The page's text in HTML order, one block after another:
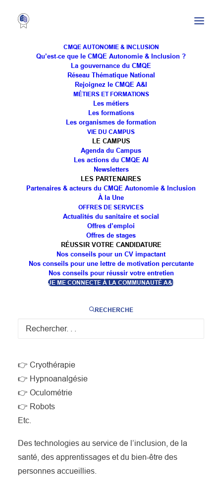
CMQE AUTONOMIE & INCLUSION
Qu’est-ce que le CMQE Autonomie & Inclusion ?
La gouvernance du CMQE
Réseau Thématique National
Rejoignez le CMQE A&I
MÉTIERS ET FORMATIONS
Les métiers
Les formations
Les organismes de formation
VIE DU CAMPUS
LE CAMPUS
Agenda du Campus
Les actions du CMQE AI
Newsletters
LES PARTENAIRES
Partenaires & acteurs du CMQE Autonomie & Inclusion
À la Une
OFFRES DE SERVICES
Actualités du sanitaire et social
Offres d’emploi
Offres de stages
RÉUSSIR VOTRE CANDIDATURE
Nos conseils pour un CV impactant
Nos conseils pour une lettre de motivation percutante
Nos conseils pour réussir votre entretien
JE ME CONNECTE À LA COMMUNAUTÉ A&I
RECHERCHE
Visite de la Direction de
l'Autonomie de l'Agence
Régionale de Santé Grand
Est pour une présentation
du FabLab Les MacGyver
🤖 L’Association J-B Thiéry a eu l’honneur de
recevoir la Direction de l’Autonomie de l’Agence
Régionale de Santé Grand Estpour une présentation
FabLab Les MacGyveret des innovations
des personnes en situation de handicap.
👉 Cryothérapie
👉 Hypnoanalgésie
👉 Oculométrie
👉 Robots
Etc.
Des technologies au service de l’inclusion, de la
santé, des apprentissages et du bien-être des
personnes accueillies.